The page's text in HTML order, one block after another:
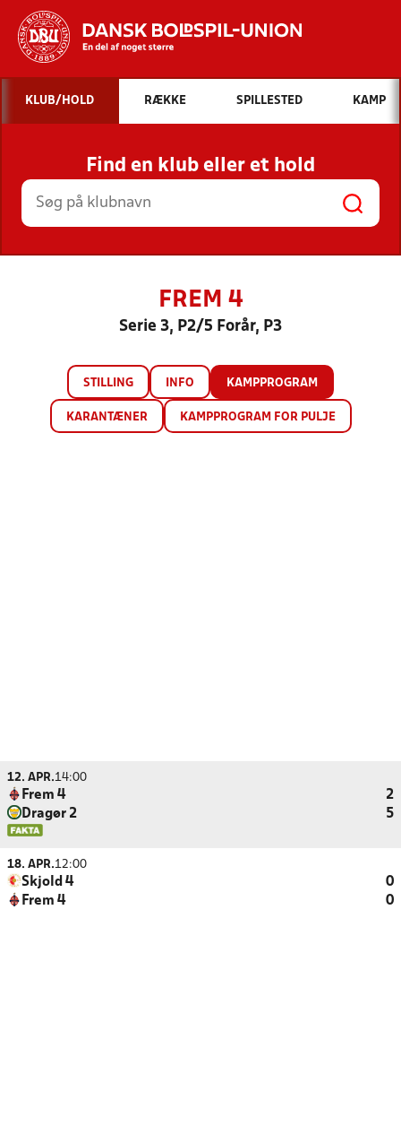
Hvad vil du søge efter?
INDHOLD OG NYHEDER
STILLINGER, RESULTATER, KLUBBER OG
HOLD
KLUB/HOLD RÆKKE SPILLESTED KAMP
Find en klub eller et hold
FREM 4
Serie 3, P2/5 Forår, P3
STILLING INFO KAMPPROGRAM
KARANTÆNER KAMPPROGRAM FOR PULJE
12. APR.14:00
Frem 4
2
Dragør 2
5
18. APR.12:00
Skjold 4
0
Frem 4
0